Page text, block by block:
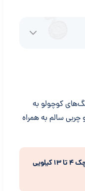
کوچولو به
سالم به همراه
میزان کالری غذای سگ ولش کورگی بسته به وزن و سطح فعالیتشون متفاوته ولی به طور کلی نژادهای کوچک ۴ تا ۱۳ کیلویی